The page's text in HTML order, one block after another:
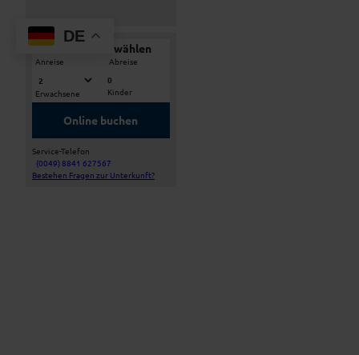
Reisezeitraum wählen
Anreise Abreise
Erwachsene
0
Kinder
Online buchen
Service-Telefon
(0049) 8841 627567
Bestehen Fragen zur Unterkunft?
DE